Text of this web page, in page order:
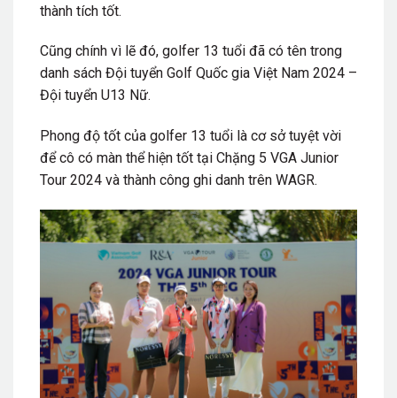
thành tích tốt.
Cũng chính vì lẽ đó, golfer 13 tuổi đã có tên trong
danh sách Đội tuyển Golf Quốc gia Việt Nam 2024 –
Đội tuyển U13 Nữ.
Phong độ tốt của golfer 13 tuổi là cơ sở tuyệt vời
để cô có màn thể hiện tốt tại Chặng 5 VGA Junior
Tour 2024 và thành công ghi danh trên WAGR.